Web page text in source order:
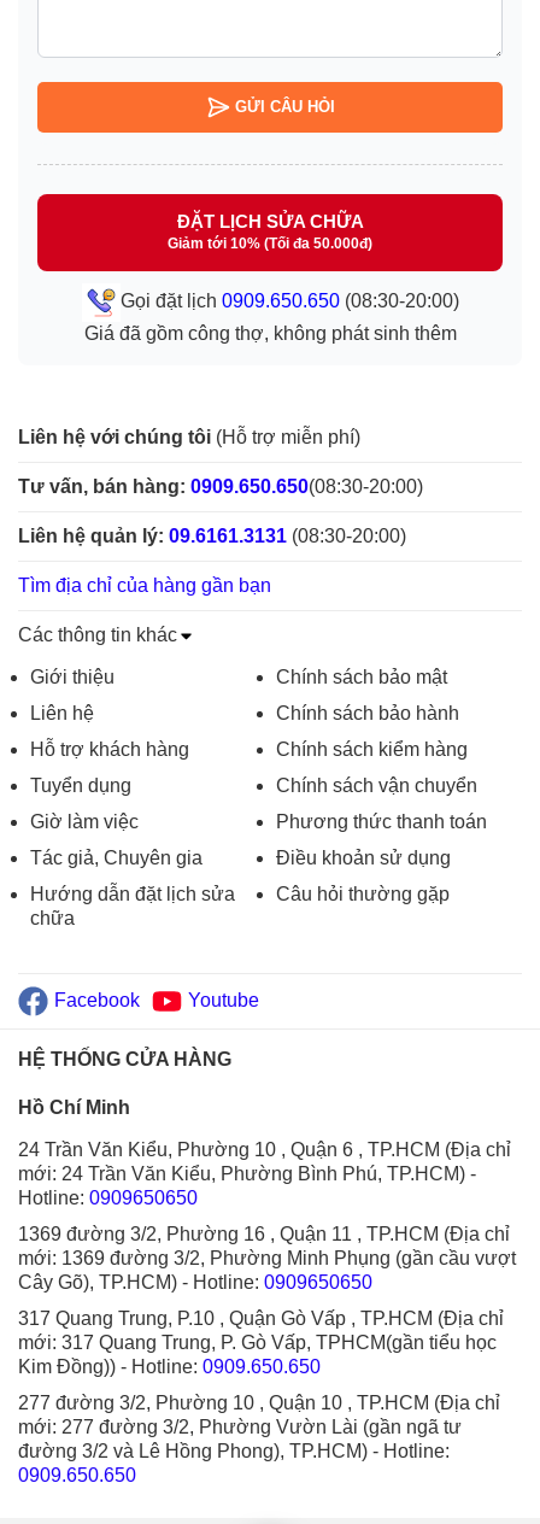
GỬI CÂU HỎI
ĐẶT LỊCH SỬA CHỮA
Giảm tới 10% (Tối đa 50.000đ)
Gọi đặt lịch 0909.650.650(08:30-20:00)
Giá đã gồm công thợ, không phát sinh thêm
Liên hệ với chúng tôi (Hỗ trợ miễn phí)
Tư vấn, bán hàng: 0909.650.650(08:30-20:00)
Liên hệ quản lý: 09.6161.3131 (08:30-20:00)
Tìm địa chỉ của hàng gần bạn
Các thông tin khác
Giới thiệu
Liên hệ
Hỗ trợ khách hàng
Tuyển dụng
Giờ làm việc
Tác giả, Chuyên gia
Hướng dẫn đặt lịch sửa
chữa
Chính sách bảo mật
Chính sách bảo hành
Chính sách kiểm hàng
Chính sách vận chuyển
Phương thức thanh toán
Điều khoản sử dụng
Câu hỏi thường gặp
Facebook Youtube
HỆ THỐNG CỬA HÀNG
Hồ Chí Minh
24 Trần Văn Kiểu, Phường 10 , Quận 6 , TP.HCM (Địa chỉ
mới: 24 Trần Văn Kiểu, Phường Bình Phú, TP.HCM) -
Hotline: 0909650650
1369 đường 3/2, Phường 16 , Quận 11 , TP.HCM (Địa chỉ
mới: 1369 đường 3/2, Phường Minh Phụng (gần cầu vượt
Cây Gõ), TP.HCM) - Hotline: 0909650650
317 Quang Trung, P.10 , Quận Gò Vấp , TP.HCM (Địa chỉ
mới: 317 Quang Trung, P. Gò Vấp, TPHCM(gần tiểu học
Kim Đồng)) - Hotline: 0909.650.650
277 đường 3/2, Phường 10 , Quận 10 , TP.HCM (Địa chỉ
mới: 277 đường 3/2, Phường Vườn Lài (gần ngã tư
đường 3/2 và Lê Hồng Phong), TP.HCM) - Hotline:
0909.650.650